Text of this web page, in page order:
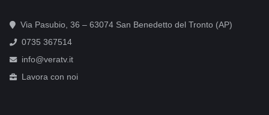
Via Pasubio, 36 – 63074 San Benedetto del Tronto (AP)
0735 367514
info@veratv.it
Lavora con noi